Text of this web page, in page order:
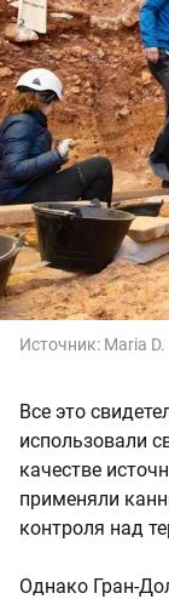
Источник: Maria D.
Все это
использовали
качестве
применяли
контроля над
Однако Гран-